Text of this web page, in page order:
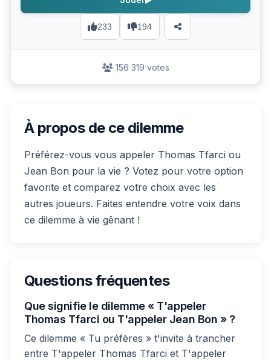
233 194
156 319 votes
À propos de ce dilemme
Préférez-vous vous appeler Thomas Tfarci ou
Jean Bon pour la vie ? Votez pour votre option
favorite et comparez votre choix avec les
autres joueurs. Faites entendre votre voix dans
ce dilemme à vie gênant !
Questions fréquentes
Que signifie le dilemme « T'appeler
Thomas Tfarci ou T'appeler Jean Bon » ?
Ce dilemme « Tu préfères » t'invite à trancher
entre T'appeler Thomas Tfarci et T'appeler